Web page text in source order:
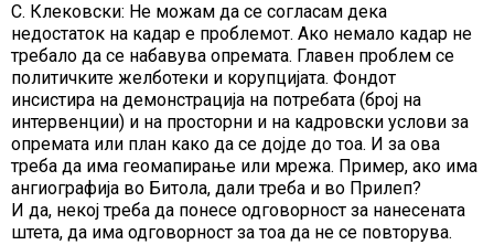
С. Клековски: Не можам да се согласам дека
недостаток на кадар е проблемот. Ако немало кадар не
требало да се набавува опремата. Главен проблем се
политичките желботеки и корупцијата. Фондот
инсистира на демонстрација на потребата (број на
интервенции) и на просторни и на кадровски услови за
опремата или план како да се дојде до тоа. И за ова
треба да има геомапирање или мрежа. Пример, ако има
ангиографија во Битола, дали треба и во Прилеп?
И да, некој треба да понесе одговорност за нанесената
штета, да има одговорност за тоа да не се повторува.